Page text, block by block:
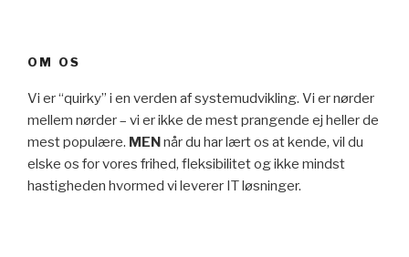
OM OS
Vi er “quirky” i en verden af systemudvikling. Vi er nørder
mellem nørder – vi er ikke de mest prangende ej heller de
mest populære. MENnår du har lært os at kende, vil du
elske os for vores frihed, fleksibilitet og ikke mindst
hastigheden hvormed vi leverer IT løsninger.